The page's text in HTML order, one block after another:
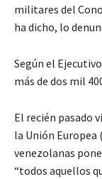
militares del
ha dicho, lo
Según el
más de dos mil
El recién pasado
la Unión Europea
venezolanas
“todos aquellos